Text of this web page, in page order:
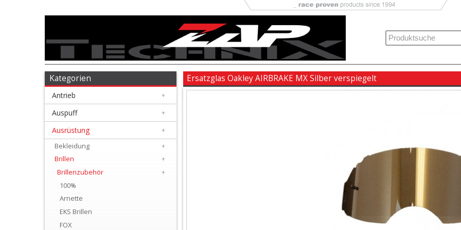
Antrieb
Auspuff
Ausrüstung
Bekleidung
Brillenzubehör
Kategorien
Antrieb +
Auspuff +
Ausrüstung
+
Bekleidung
+
Brillen
+
Brillenzubehör
+
100%
Arnette
EKS Brillen
FOX
Ersatzglas Oakley AIRBRAKE MX Silber verspiegelt